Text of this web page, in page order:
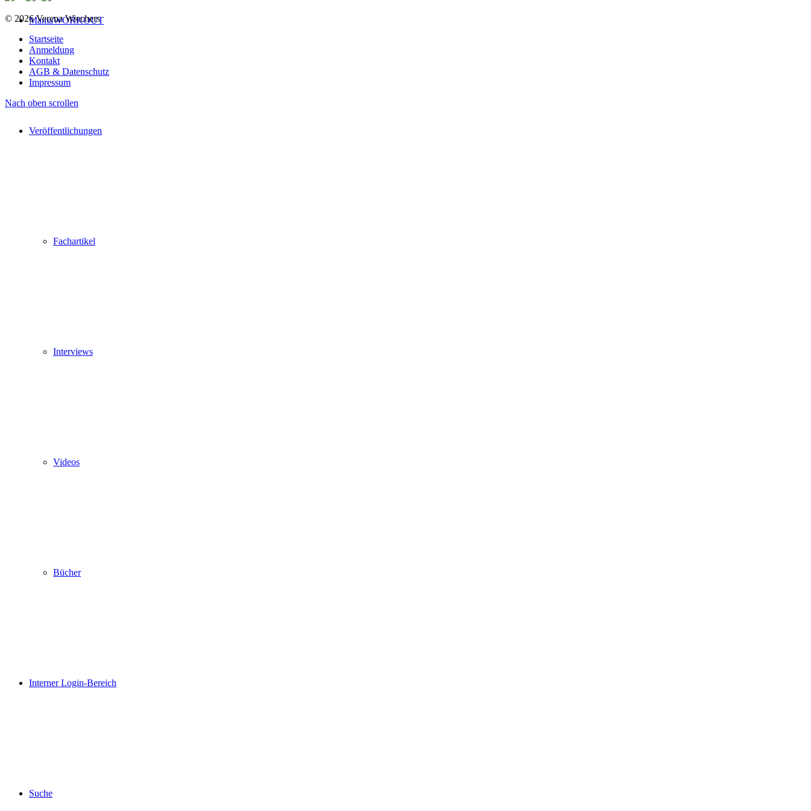
MamaWORKOUT
Veröffentlichungen
Fachartikel
Interviews
Videos
Bücher
Interner Login-Bereich
Suche
© 2026 Verena Wiechers
Startseite
Anmeldung
Kontakt
AGB & Datenschutz
Impressum
Nach oben scrollen